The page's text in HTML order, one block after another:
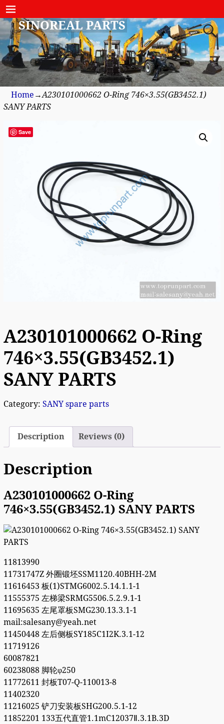
SINOREAL PARTS
Home →A230101000662 O-Ring 746×3.55(GB3452.1)
SANY PARTS
Save
A230101000662 O-Ring
746×3.55(GB3452.1)
SANY PARTS
Category: SANY spare parts
Description Reviews (0)
Description
A230101000662 O-Ring
746×3.55(GB3452.1) SANY PARTS
11813990
11731747Z 外圈锻坯SSM1120.40BHH-2M
11616453 板(1)STMG6002.5.14.1.1-1
11555375 左梯梁SRMG5506.5.2.9.1-1
11695635 左尾罩板SMG230.13.3.1-1
mail:salesany@yeah.net
11450448 左后侧板SY185C1I2K.3.1-12
11719126
60087821
60238088 脚轮φ250
11772611 封板T07-Q-110013-8
11402320
11216025 铲刀安装板SHG200.5.1-12
11852201 133五代直管1.1mC12037Ⅱ.3.1B.3D